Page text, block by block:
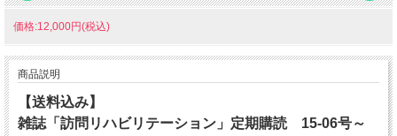
価格:12,000円(税込)
商品説明
【送料込み】
雑誌「訪問リハビリテーション」定期購読 15-06号～